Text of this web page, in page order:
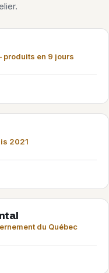
produits en 9 jours
2021
du Québec